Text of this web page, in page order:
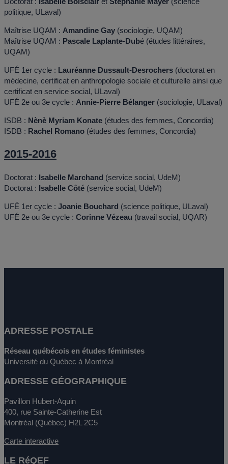
politique, ULaval)
Maîtrise UQAM : Amandine Gay (sociologie, UQAM)
Maîtrise UQAM : Pascale Laplante-Dubé (études littéraires,
UQAM)
UFÉ 1er cycle : Lauréanne Dussault-Desrochers (doctorat en
médecine, certificat en anthropologie sociale et culturelle ainsi que
certificat en service social, ULaval)
UFÉ 2e ou 3e cycle : Annie-Pierre Bélanger (sociologie, ULaval)
ISDB : Nènè Myriam Konate (études des femmes, Concordia)
ISDB : Rachel Romano (études des femmes, Concordia)
2015-2016
Doctorat : Isabelle Marchand (service social, UdeM)
Doctorat : Isabelle Côté (service social, UdeM)
UFÉ 1er cycle : Joanie Bouchard (science politique, ULaval)
UFÉ 2e ou 3e cycle : Corinne Vézeau (travail social, UQAR)
ADRESSE POSTALE
Réseau québécois en études féministes
Université du Québec à Montréal
ADRESSE GÉOGRAPHIQUE
Pavillon Hubert-Aquin
400, rue Sainte-Catherine Est
Montréal (Québec) H2L 2C5
Carte interactive
LE RéQEF